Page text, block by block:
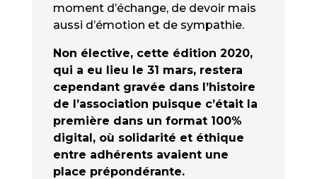
moment d’échange, de devoir mais
aussi d’émotion et de sympathie.
Non élective, cette édition 2020,
qui a eu lieu le 31 mars, restera
cependant gravée dans l’histoire
de l’association puisque c’était la
première dans un format 100%
digital, où solidarité et éthique
entre adhérents avaient une
place prépondérante.